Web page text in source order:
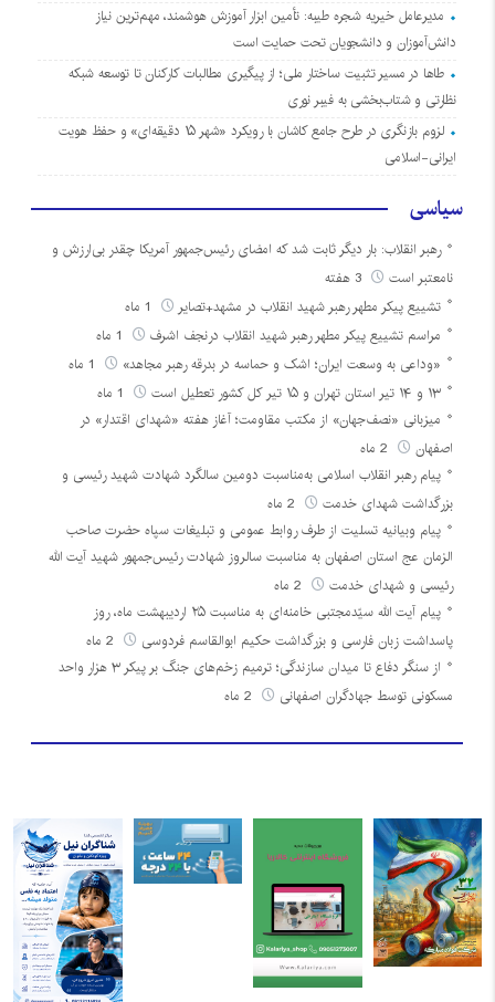
مدیرعامل خیریه شجره طیبه: تأمین ابزار آموزش هوشمند، مهم‌ترین نیاز
دانش‌آموزان و دانشجویان تحت حمایت است
طاها در مسیر تثبیت ساختار ملی؛ از پیگیری مطالبات کارکنان تا توسعه شبکه
نظارتی و شتاب‌بخشی به فیبر نوری
لزوم بازنگری در طرح جامع کاشان با رویکرد «شهر ۱۵ دقیقه‌ای» و حفظ هویت
ایرانی-اسلامی
سیاسی
رهبر انقلاب: بار دیگر ثابت شد که امضای رئیس‌جمهور آمریکا چقدر بی‌ارزش و
نامعتبر است
3 هفته
تشییع پیکر مطهر رهبر شهید انقلاب در مشهد+تصایر
مراسم تشییع پیکر مطهر رهبر شهید انقلاب درنجف اشرف
«وداعی به وسعت ایران؛ اشک و حماسه در بدرقه رهبر مجاهد»
۱۳ و ۱۴ تیر استان تهران و ۱۵ تیر کل کشور تعطیل است
میزبانی «نصف‌جهان» از مکتب مقاومت؛ آغاز هفته «شهدای اقتدار» در
اصفهان
پیام رهبر انقلاب اسلامی به‌مناسبت دومین سالگرد شهادت شهید رئیسی و
بزرگداشت شهدای خدمت
پیام وبیانیه تسلیت از طرف روابط عمومی و تبلیغات سپاه حضرت صاحب
الزمان عج استان اصفهان به مناسبت سالروز شهادت رئیس‌جمهور شهید آیت الله
رئیسی و شهدای خدمت
پیام آیت الله سیّدمجتبی خامنه‌ای به مناسبت ۲۵ اردیبهشت ماه، روز
پاسداشت زبان فارسی و بزرگداشت حکیم ابوالقاسم فردوسی
از سنگر دفاع تا میدان سازندگی؛ ترمیم زخم‌های جنگ بر پیکر ۳ هزار واحد
مسکونی توسط جهادگران اصفهانی